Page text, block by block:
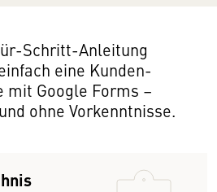
Schritt-Anleitung
eine Kunden-
mit Google Forms –
ohne Vorkenntnisse.